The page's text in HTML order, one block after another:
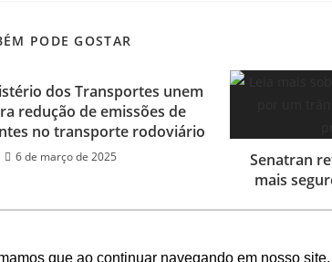
que ao continuar navegando em nosso
PODE GOSTAR
dos Transportes unem
redução de emissões de
no transporte rodoviário
6 de março de 2025
Senatran
mais